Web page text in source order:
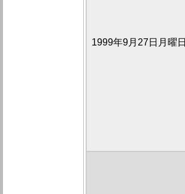
1999年9月27日月曜日